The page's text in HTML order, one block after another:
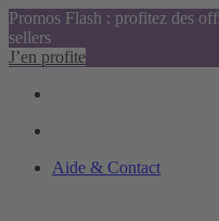
Promos Flash : profitez des
sellers
J’en profite
Aide & Contact